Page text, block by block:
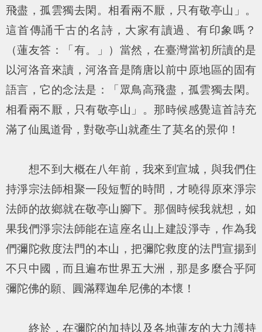
飛盡，孤雲獨去閑。相看兩不厭，只有敬亭山 」。
這首傳誦千古的名詩，大家有讀過、有印象嗎？
（蓮友答：「有。」）當然，在臺灣當初所讀的是
以河洛音來讀，河洛音是隋唐以前中原地區的固有
語言，它的念法是：「 眾鳥高飛盡，孤雲獨去閑。
相看兩不厭，只有敬亭山 」。那時候感覺這首詩充
滿了仙風道骨，對敬亭山就產生了莫名的景仰！
想不到大概在八年前，我來到宣城，與我們住
持淨宗法師相聚一段短暫的時間，才曉得原來淨宗
法師的故鄉就在敬亭山腳下。那個時候我就想，如
果我們淨宗法師能在這座名山上建設淨寺，作為我
們彌陀救度法門的本山，把彌陀救度的法門宣揚到
不只中國，而且遍布世界五大洲，那是多麼合乎阿
彌陀佛的願、圓滿釋迦牟尼佛的本懷！
終於，在彌陀的加持以及各地蓮友的大力護持